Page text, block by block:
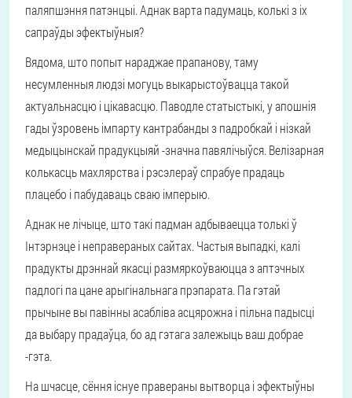
паляпшэння патэнцыі. Аднак варта падумаць, колькі з іх
сапраўды эфектыўныя?
Вядома, што попыт нараджае прапанову, таму
несумленныя людзі могуць выкарыстоўвацца такой
актуальнасцю і цікавасцю. Паводле статыстыкі, у апошнія
гады ўзровень імпарту кантрабанды з падробкай і нізкай
медыцынскай прадукцыяй -значна павялічыўся. Велізарная
колькасць махлярства і рэсэлераў спрабуе прадаць
плацебо і пабудаваць сваю імперыю.
Аднак не лічыце, што такі падман адбываецца толькі ў
Інтэрнэце і неправераных сайтах. Частыя выпадкі, калі
прадукты дрэннай якасці размяркоўваюцца з аптэчных
падлогі па цане арыгінальнага прэпарата. Па гэтай
прычыне вы павінны асабліва асцярожна і пільна падысці
да выбару прадаўца, бо ад гэтага залежыць ваш добрае
-гэта.
На шчасце, сёння існуе правераны вытворца і эфектыўны